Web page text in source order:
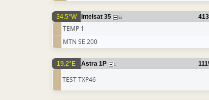
34.5°W Intelsat 35 32
TEMP 1
MTN SE 200
19.2°E Astra 1P 1
TEST TXP46